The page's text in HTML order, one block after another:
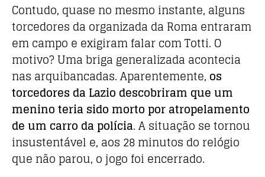
Contudo, quase no mesmo instante, alguns
torcedores da organizada da Roma entraram
em campo e exigiram falar com Totti. O
motivo? Uma briga generalizada acontecia
nas arquibancadas. Aparentemente, os
torcedores da Lazio descobriram que um
menino teria sido morto por atropelamento
de um carro da polícia. A situação se tornou
insustentável e, aos 28 minutos do relógio
que não parou, o jogo foi encerrado.